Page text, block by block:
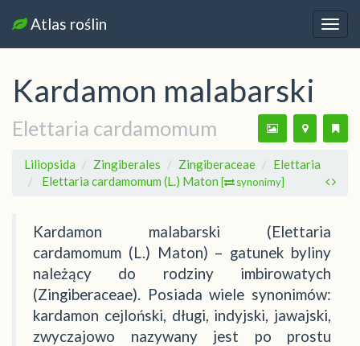
Atlas roślin
Kardamon malabarski
Elettaria cardamomum
Liliopsida Zingiberales Zingiberaceae
Elettaria
Elettaria cardamomum (L.) Maton [ synonimy]
Kardamon malabarski (Elettaria
cardamomum (L.) Maton) – gatunek byliny
należący do rodziny imbirowatych
(Zingiberaceae). Posiada wiele synonimów:
kardamon cejloński, długi, indyjski, jawajski,
zwyczajowo nazywany jest po prostu